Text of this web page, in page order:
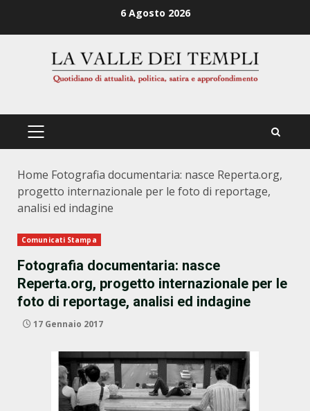
6 Agosto 2026
PRIMÄRES
Home Fotografia documentaria: nasce Reperta.org,
progetto internazionale per le foto di reportage,
analisi ed indagine
Comunicati Stampa
Fotografia documentaria: nasce
Reperta.org, progetto internazionale per le
foto di reportage, analisi ed indagine
17 Gennaio 2017